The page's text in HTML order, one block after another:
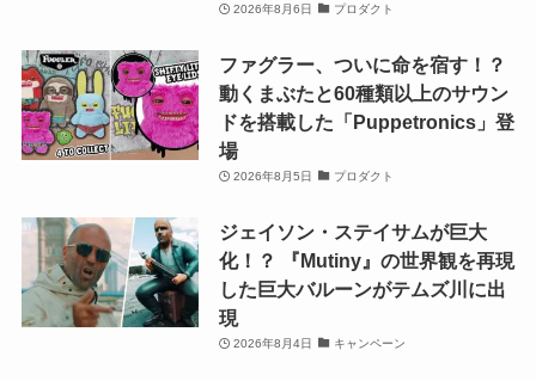
2026年8月6日 プロダクト
ファグラー、ついに命を宿す！？
動くまぶたと60種類以上のサウン
ドを搭載した「Puppetronics」登
場
2026年8月5日 プロダクト
ジェイソン・ステイサムが巨大
化！？ 『Mutiny』の世界観を再現
した巨大バルーンがテムズ川に出
現
2026年8月4日 キャンペーン